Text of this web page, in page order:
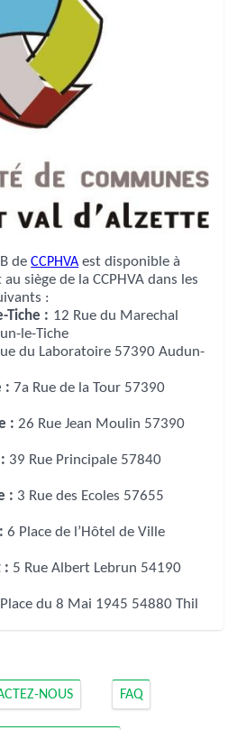
deCCPHVA est disponible à
de la CCPHVA dans les
:
Tiche :
Audun-le-Tiche
:
: 26 Rue Jean Moulin 57390
:
6 Place de l’Hôtel de Ville
:
Place du 8 Mai 1945 54880 Thil
NOUS FAQ